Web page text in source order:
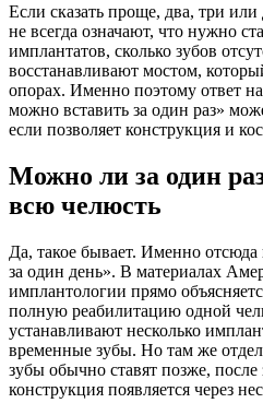
Если сказать проще, два, три или
не всегда означают, что нужно
имплантатов, сколько зубов
восстанавливают мостом,
опорах. Именно поэтому ответ
можно вставить за один раз»
если позволяет конструкция и
Можно ли за один
всю челюсть
Да, такое бывает. Именно
за один день». В материалах
имплантологии прямо
полную реабилитацию одной
устанавливают несколько
временные зубы. Но там же
зубы обычно ставят позже,
конструкция появляется через